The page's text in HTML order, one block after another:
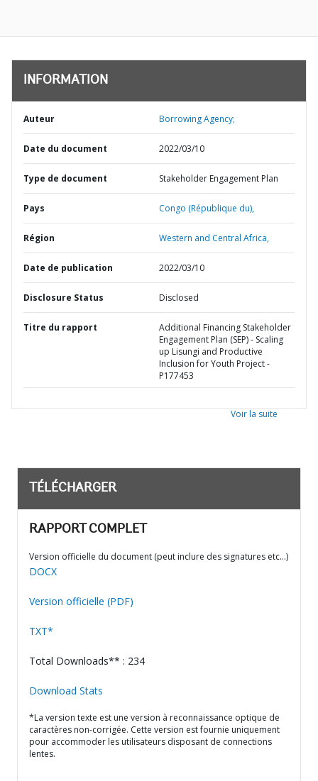
INFORMATION
Auteur Borrowing Agency;
Date du document 2022/03/10
Type de document Stakeholder Engagement Plan
Pays Congo (République du),
Région Western and Central Africa,
Date de publication 2022/03/10
Disclosure Status Disclosed
Titre du rapport
Additional Financing Stakeholder
Engagement Plan (SEP) - Scaling
up Lisungi and Productive
Inclusion for Youth Project -
P177453
Voir la suite
TÉLÉCHARGER
RAPPORT COMPLET
Version officielle du document (peut inclure des signatures etc…)
DOCX
Version officielle (PDF)
TXT*
Total Downloads** : 234
Download Stats
*La version texte est une version à reconnaissance optique de
caractères non-corrigée. Cette version est fournie uniquement
pour accommoder les utilisateurs disposant de connections
lentes.